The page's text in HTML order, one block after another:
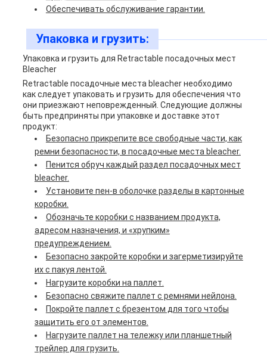
Обеспечивать обслуживание гарантии.
Упаковка и грузить:
Упаковка и грузить для Retractable посадочных мест
Bleacher
Retractable посадочные места bleacher необходимо
как следует упаковать и грузить для обеспечения что
они приезжают неповрежденный. Следующие должны
быть предприняты при упаковке и доставке этот
продукт:
Безопасно прикрепите все свободные части, как
ремни безопасности, в посадочные места bleacher.
Пенится обруч каждый раздел посадочных мест
bleacher.
Установите пен-в оболочке разделы в картонные
коробки.
Обозначьте коробки с названием продукта,
адресом назначения, и «хрупким»
предупреждением.
Безопасно закройте коробки и загерметизируйте
их с пакуя лентой.
Нагрузите коробки на паллет.
Безопасно свяжите паллет с ремнями нейлона.
Покройте паллет с брезентом для того чтобы
защитить его от элементов.
Нагрузите паллет на тележку или планшетный
трейлер для грузить.